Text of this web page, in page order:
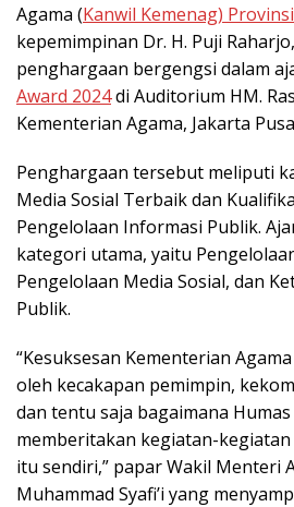
Agama (Kanwil Kemenag)
kepemimpinan Dr. H. Puji
penghargaan bergengsi dalam
Award 2024di Auditorium HM.
Kementerian Agama, Jakarta
Penghargaan tersebut meliputi
Media Sosial Terbaik dan
Pengelolaan Informasi Publik.
kategori utama, yaitu
Pengelolaan Media Sosial, dan
Publik.
“Kesuksesan Kementerian
oleh kecakapan pemimpin,
dan tentu saja bagaimana Humas
memberitakan kegiatan-
itu sendiri,” papar Wakil Menteri
Muhammad Syafi’i yang